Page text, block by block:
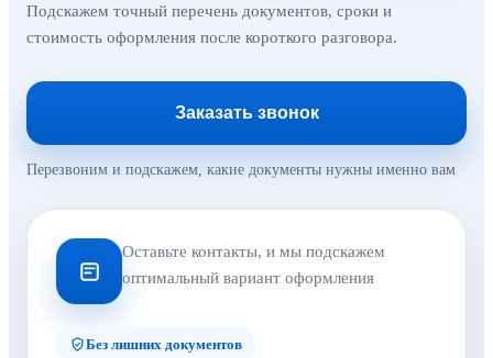
Подскажем точный перечень документов, сроки и
стоимость оформления после короткого разговора.
Заказать звонок
Перезвоним и подскажем, какие документы нужны именно вам
Оставьте контакты, и мы подскажем
оптимальный вариант оформления
Без лишних документов